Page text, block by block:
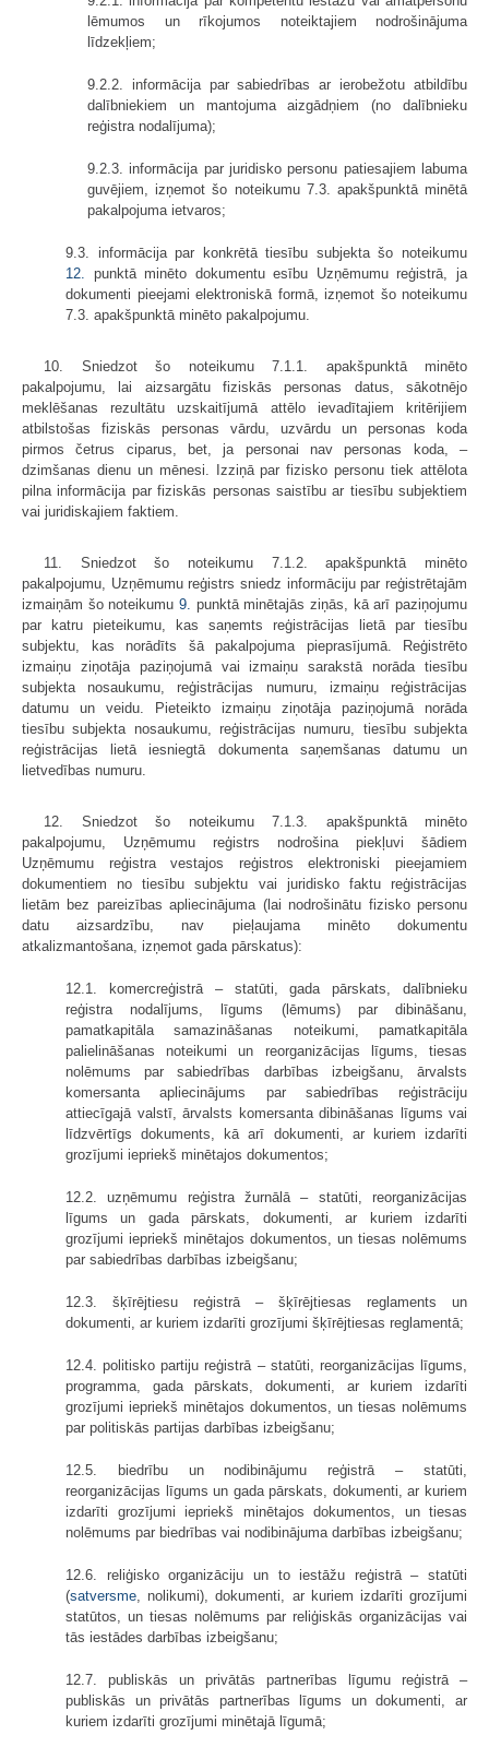
lēmumos un rīkojumos noteiktajiem nodrošinājuma
līdzekļiem;
9.2.2. informācija par sabiedrības ar ierobežotu atbildību
dalībniekiem un mantojuma aizgādņiem (no dalībnieku
reģistra nodalījuma);
9.2.3. informācija par juridisko personu patiesajiem labuma
guvējiem, izņemot šo noteikumu 7.3. apakšpunktā minētā
pakalpojuma ietvaros;
9.3. informācija par konkrētā tiesību subjekta šo noteikumu
12. punktā minēto dokumentu esību Uzņēmumu reģistrā, ja
dokumenti pieejami elektroniskā formā, izņemot šo noteikumu
7.3. apakšpunktā minēto pakalpojumu.
10. Sniedzot šo noteikumu 7.1.1. apakšpunktā minēto
pakalpojumu, lai aizsargātu fiziskās personas datus, sākotnējo
meklēšanas rezultātu uzskaitījumā attēlo ievadītajiem kritērijiem
atbilstošas fiziskās personas vārdu, uzvārdu un personas koda
pirmos četrus ciparus, bet, ja personai nav personas koda, –
dzimšanas dienu un mēnesi. Izziņā par fizisko personu tiek attēlota
pilna informācija par fiziskās personas saistību ar tiesību subjektiem
vai juridiskajiem faktiem.
11. Sniedzot šo noteikumu 7.1.2. apakšpunktā minēto
pakalpojumu, Uzņēmumu reģistrs sniedz informāciju par reģistrētajām
izmaiņām šo noteikumu 9. punktā minētajās ziņās, kā arī paziņojumu
par katru pieteikumu, kas saņemts reģistrācijas lietā par tiesību
subjektu, kas norādīts šā pakalpojuma pieprasījumā. Reģistrēto
izmaiņu ziņotāja paziņojumā vai izmaiņu sarakstā norāda tiesību
subjekta nosaukumu, reģistrācijas numuru, izmaiņu reģistrācijas
datumu un veidu. Pieteikto izmaiņu ziņotāja paziņojumā norāda
tiesību subjekta nosaukumu, reģistrācijas numuru, tiesību subjekta
reģistrācijas lietā iesniegtā dokumenta saņemšanas datumu un
lietvedības numuru.
12. Sniedzot šo noteikumu 7.1.3. apakšpunktā minēto
pakalpojumu, Uzņēmumu reģistrs nodrošina piekļuvi šādiem
Uzņēmumu reģistra vestajos reģistros elektroniski pieejamiem
dokumentiem no tiesību subjektu vai juridisko faktu reģistrācijas
lietām bez pareizības apliecinājuma (lai nodrošinātu fizisko personu
datu aizsardzību, nav pieļaujama minēto dokumentu
atkalizmantošana, izņemot gada pārskatus):
12.1. komercreģistrā – statūti, gada pārskats, dalībnieku
reģistra nodalījums, līgums (lēmums) par dibināšanu,
pamatkapitāla samazināšanas noteikumi, pamatkapitāla
palielināšanas noteikumi un reorganizācijas līgums, tiesas
nolēmums par sabiedrības darbības izbeigšanu, ārvalsts
komersanta apliecinājums par sabiedrības reģistrāciju
attiecīgajā valstī, ārvalsts komersanta dibināšanas līgums vai
līdzvērtīgs dokuments, kā arī dokumenti, ar kuriem izdarīti
grozījumi iepriekš minētajos dokumentos;
12.2. uzņēmumu reģistra žurnālā – statūti, reorganizācijas
līgums un gada pārskats, dokumenti, ar kuriem izdarīti
grozījumi iepriekš minētajos dokumentos, un tiesas nolēmums
par sabiedrības darbības izbeigšanu;
12.3. šķīrējtiesu reģistrā – šķīrējtiesas reglaments un
dokumenti, ar kuriem izdarīti grozījumi šķīrējtiesas reglamentā;
12.4. politisko partiju reģistrā – statūti, reorganizācijas līgums,
programma, gada pārskats, dokumenti, ar kuriem izdarīti
grozījumi iepriekš minētajos dokumentos, un tiesas nolēmums
par politiskās partijas darbības izbeigšanu;
12.5. biedrību un nodibinājumu reģistrā – statūti,
reorganizācijas līgums un gada pārskats, dokumenti, ar kuriem
izdarīti grozījumi iepriekš minētajos dokumentos, un tiesas
nolēmums par biedrības vai nodibinājuma darbības izbeigšanu;
12.6. reliģisko organizāciju un to iestāžu reģistrā – statūti
(satversme, nolikumi), dokumenti, ar kuriem izdarīti grozījumi
statūtos, un tiesas nolēmums par reliģiskās organizācijas vai
tās iestādes darbības izbeigšanu;
12.7. publiskās un privātās partnerības līgumu reģistrā –
publiskās un privātās partnerības līgums un dokumenti, ar
kuriem izdarīti grozījumi minētajā līgumā;